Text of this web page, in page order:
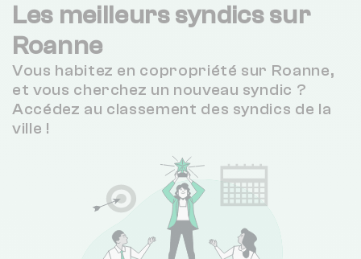
Les meilleurs syndics sur
Roanne
Vous habitez en copropriété sur Roanne,
et vous cherchez un nouveau syndic ?
Accédez au classement des syndics de la
ville !